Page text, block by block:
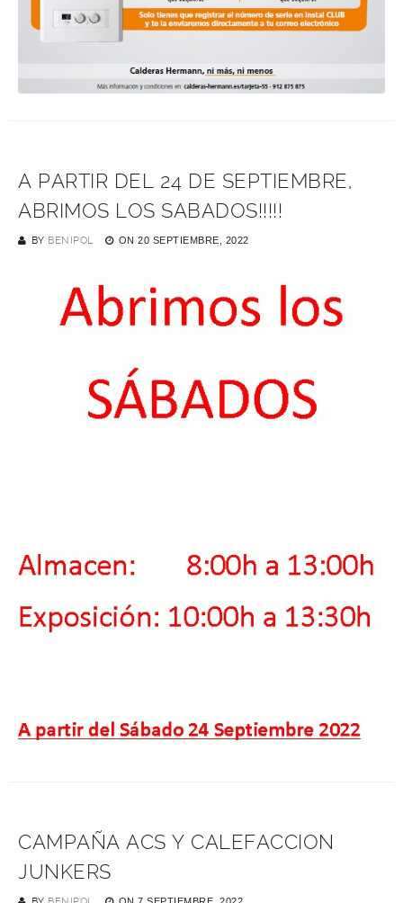
A PARTIR DEL 24 DE SEPTIEMBRE,
ABRIMOS LOS SABADOS!!!!!
BY BENIPOL ON 20 SEPTIEMBRE, 2022
CAMPAÑA ACS Y CALEFACCION
JUNKERS